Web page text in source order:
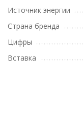
Источник энергии
Страна бренда
Цифры
Вставка